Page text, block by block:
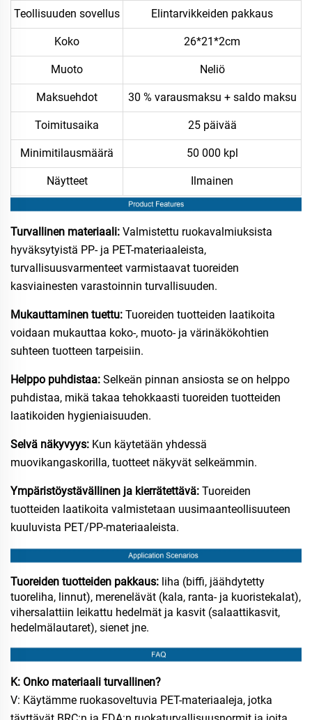
Teollisuuden sovellus Elintarvikkeiden pakkaus
Koko 26*21*2cm
Muoto Neliö
Maksuehdot 30 % varausmaksu + saldo maksu
Toimitusaika 25 päivää
Minimitilausmäärä 50 000 kpl
Näytteet Ilmainen
Turvallinen materiaali: Valmistettu ruokavalmiuksista
hyväksytyistä PP- ja PET-materiaaleista,
turvallisuusvarmenteet varmistaavat tuoreiden
kasviainesten varastoinnin turvallisuuden.
Mukauttaminen tuettu: Tuoreiden tuotteiden laatikoita
voidaan mukauttaa koko-, muoto- ja värinäkökohtien
suhteen tuotteen tarpeisiin.
Helppo puhdistaa: Selkeän pinnan ansiosta se on helppo
puhdistaa, mikä takaa tehokkaasti tuoreiden tuotteiden
laatikoiden hygieniaisuuden.
Selvä näkyvyys: Kun käytetään yhdessä
muovikangaskorilla, tuotteet näkyvät selkeämmin.
Ympäristöystävällinen ja kierrätettävä: Tuoreiden
tuotteiden laatikoita valmistetaan uusimaanteollisuuteen
kuuluvista PET/PP-materiaaleista.
Tuoreiden tuotteiden pakkaus: liha (biffi, jäähdytetty
tuoreliha, linnut), merenelävät (kala, ranta- ja kuoristekalat),
vihersalattiin leikattu hedelmät ja kasvit (salaattikasvit,
hedelmälautaret), sienet jne.
K: Onko materiaali turvallinen?
V: Käytämme ruokasoveltuvia PET-materiaaleja, jotka